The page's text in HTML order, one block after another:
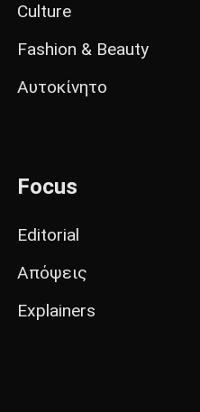
Culture
Fashion & Beauty
Αυτοκίνητο
Focus
Editorial
Απόψεις
Explainers